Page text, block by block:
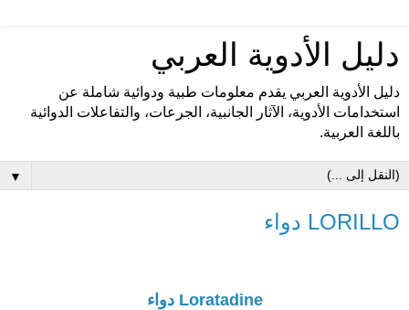
دليل الأدوية العربي
دليل الأدوية العربي يقدم معلومات طبية ودوائية شاملة عن
استخدامات الأدوية، الآثار الجانبية، الجرعات، والتفاعلات الدوائية
باللغة العربية.
▼
LORILLO دواء
Loratadine دواء